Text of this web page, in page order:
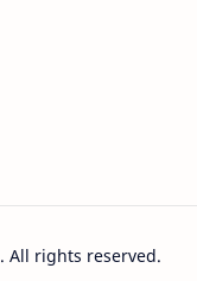
. All rights reserved.